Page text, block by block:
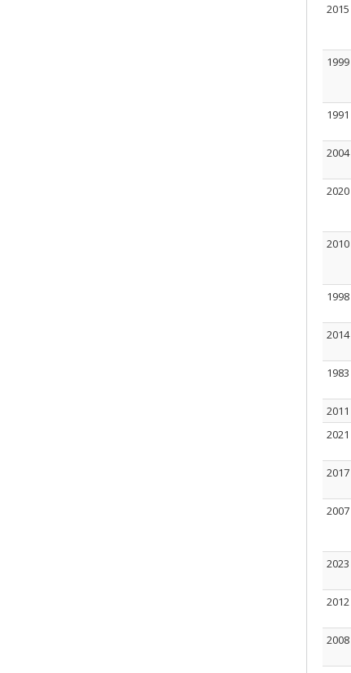
2015
1999
1991
2004
2020
2010
1998
2014
1983
2011
2021
2017
2007
2023
2012
2008